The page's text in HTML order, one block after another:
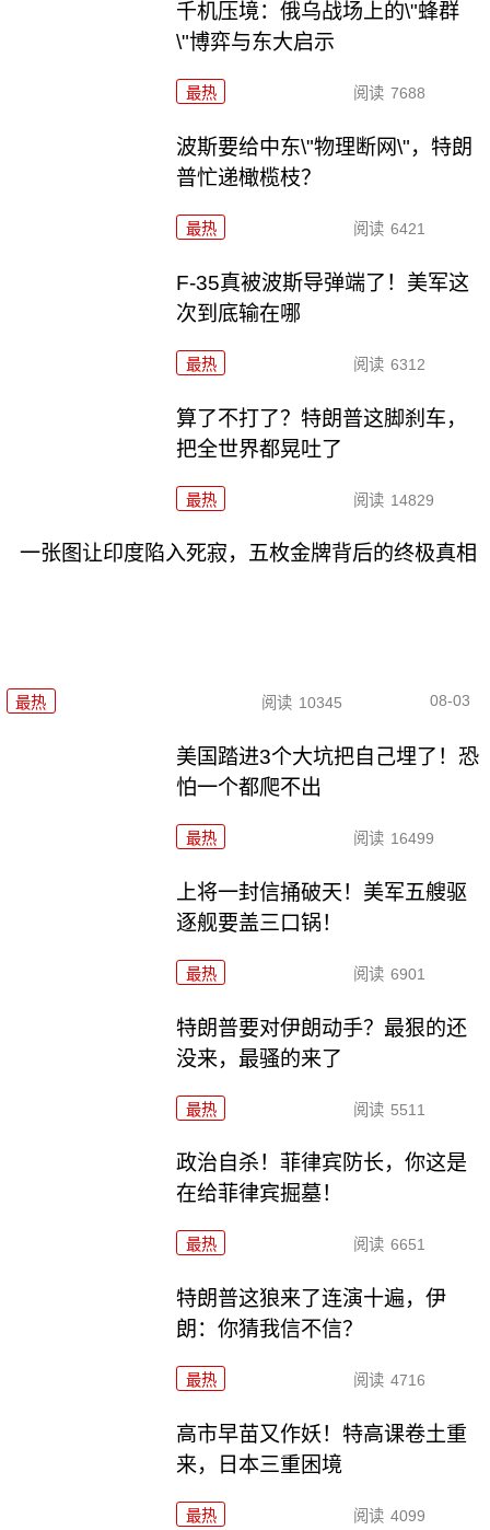
千机压境：俄乌战场上的\"蜂群
\"博弈与东大启示
最热 阅读 7688
波斯要给中东\"物理断网\"，特朗
普忙递橄榄枝？
最热 阅读 6421
F-35真被波斯导弹端了！美军这
次到底输在哪
最热 阅读 6312
算了不打了？特朗普这脚刹车，
把全世界都晃吐了
最热 阅读 14829
一张图让印度陷入死寂，五枚金牌背后的终极真相
最热 阅读 10345 08-03
美国踏进3个大坑把自己埋了！恐
怕一个都爬不出
最热 阅读 16499
上将一封信捅破天！美军五艘驱
逐舰要盖三口锅！
最热 阅读 6901
特朗普要对伊朗动手？最狠的还
没来，最骚的来了
最热 阅读 5511
政治自杀！菲律宾防长，你这是
在给菲律宾掘墓！
最热 阅读 6651
特朗普这狼来了连演十遍，伊
朗：你猜我信不信？
最热 阅读 4716
高市早苗又作妖！特高课卷土重
来，日本三重困境
最热 阅读 4099